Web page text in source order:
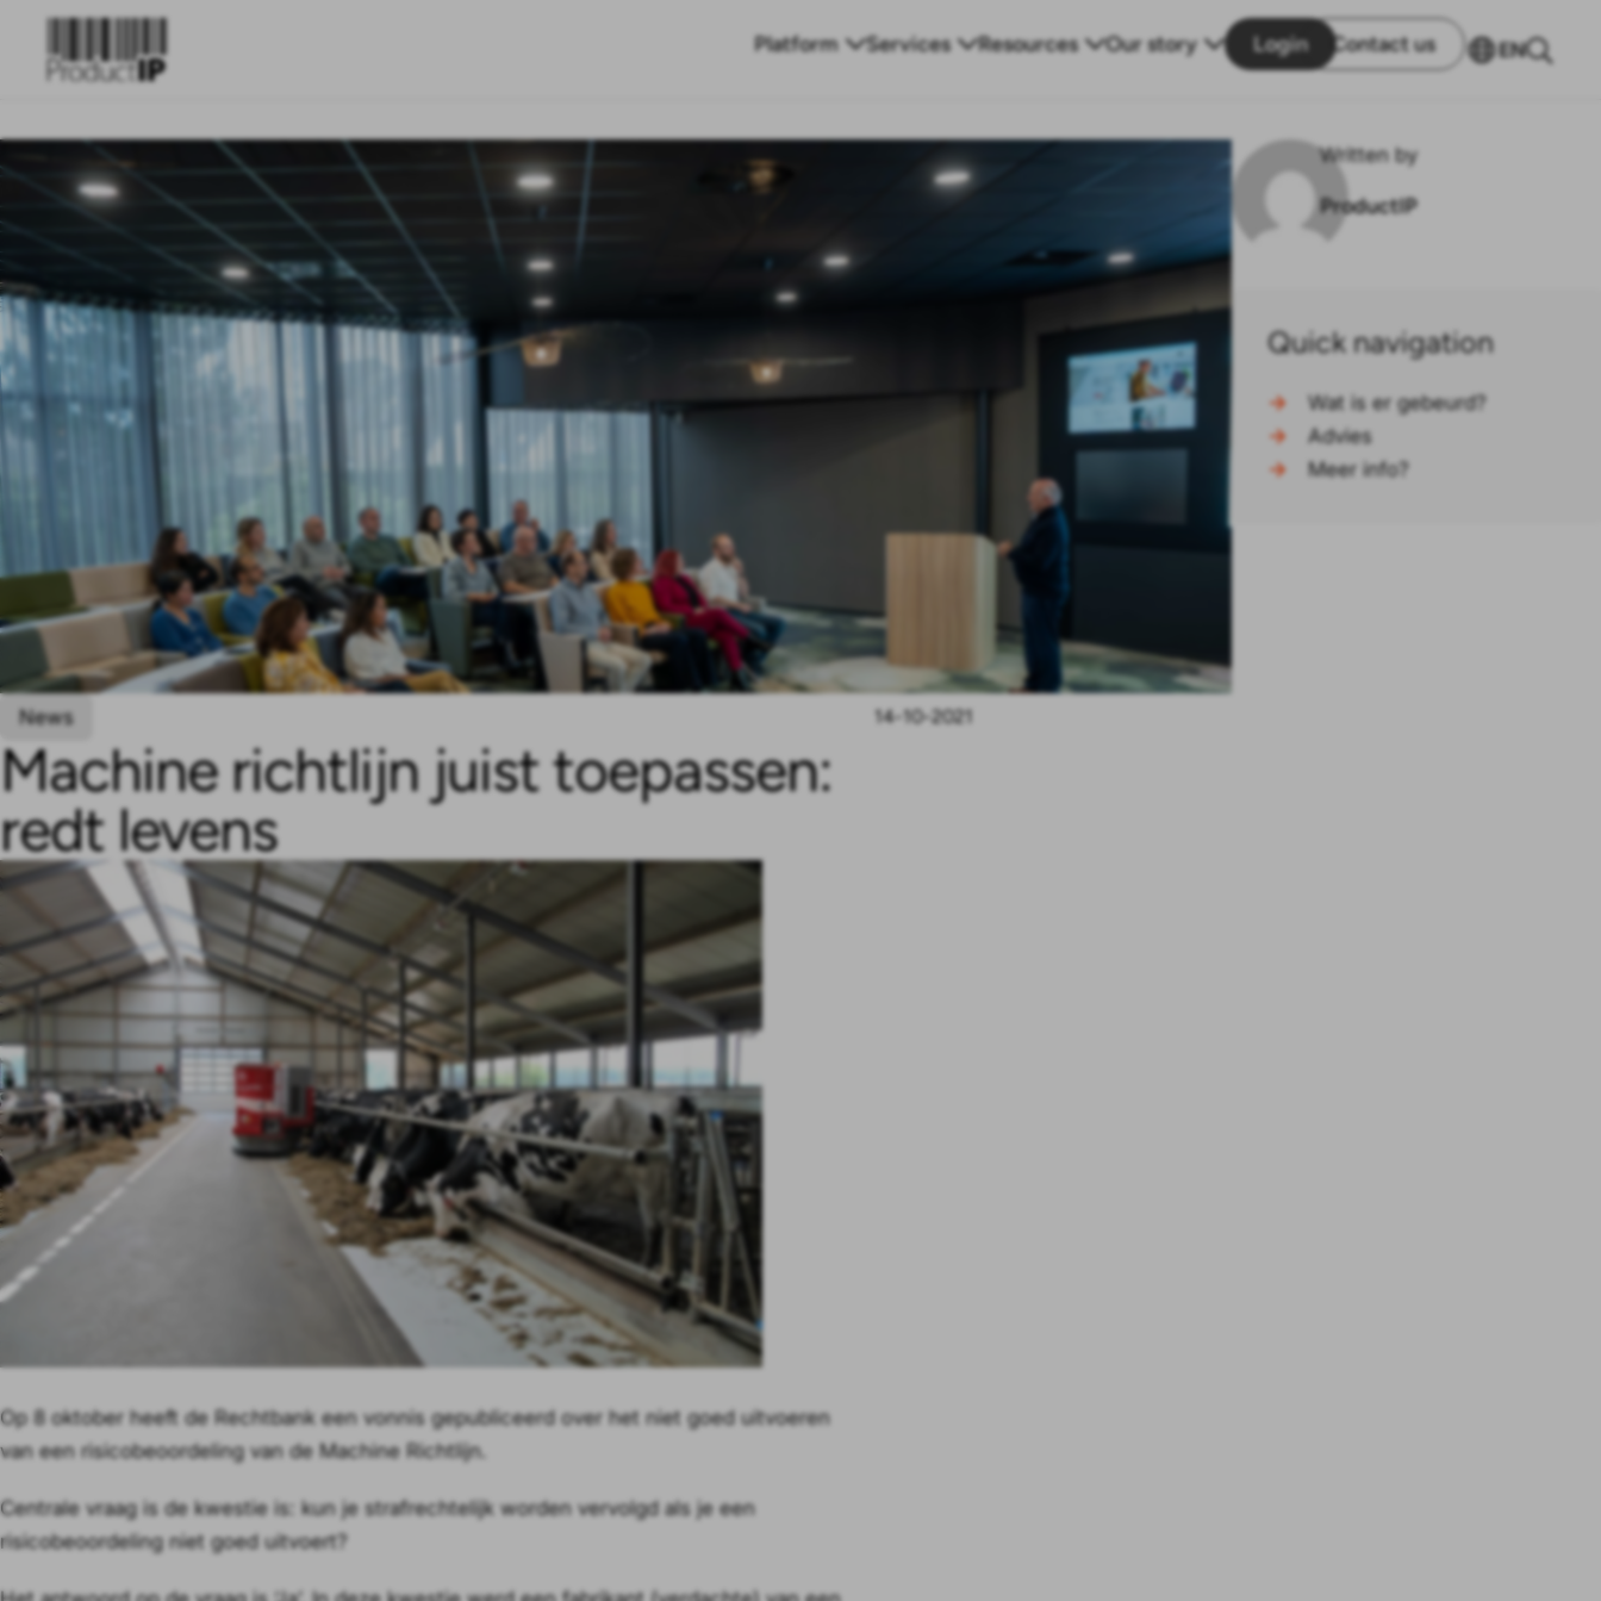
Platform Services Resources Our story Login Contact us EN
News 14-10-2021
Machine richtlijn juist toepassen:
redt levens
Op 8 oktober heeft de Rechtbank een vonnis gepubliceerd over het niet goed uitvoeren
van een risicobeoordeling van de Machine Richtlijn.
Centrale vraag is de kwestie is: kun je strafrechtelijk worden vervolgd als je een
risicobeoordeling niet goed uitvoert?
Written by
ProductIP
Quick navigation
→ Wat is er gebeurd?
→ Advies
→ Meer info?